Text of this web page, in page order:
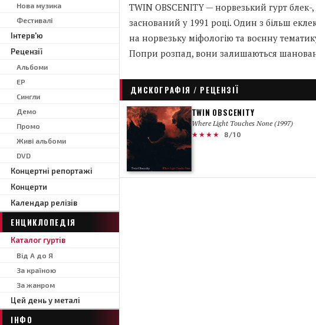
Нова музика
Фестивалі
Інтерв'ю
Рецензії
Альбоми
EP
Сингли
Демо
Промо
Живі альбоми
DVD
Концертні репортажі
Концерти
Календар релізів
ЕНЦИКЛОПЕДІЯ
Каталог гуртів
Від А до Я
За країною
За жанром
Цей день у металі
ІНФО
TWIN OBSCENITY — норвезький гурт блек-
заснований у 1991 році. Один з більш
на норвезьку міфологію та воєнну
Попри розпад, вони залишаються
ДИСКОГРАФІЯ / РЕЦЕНЗІЇ
TWIN OBSCENITY
Where Light Touches None (1997)
★★★★
8/10